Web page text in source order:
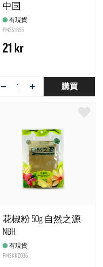
中国
有現貨
PMSS1855
21 kr
− + 購買
花椒粉 50g 自然之源
NBH
有現貨
PMSKK0036